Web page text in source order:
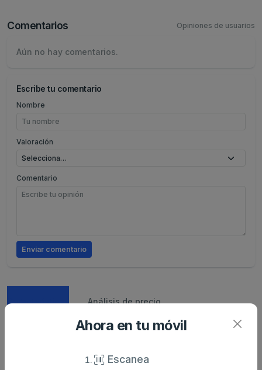
Comentarios Opiniones de usuarios
Aún no hay comentarios.
Escribe tu comentario
Nombre
Valoración
Comentario
Enviar comentario
Caracteristicas Análisis de precio
Ahora en tu móvil
Escanea